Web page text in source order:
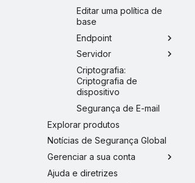
Editar uma política de
base
Endpoint
Servidor
Criptografia:
Criptografia de
dispositivo
Segurança de E-mail
Explorar produtos
Notícias de Segurança Global
Gerenciar a sua conta
Ajuda e diretrizes